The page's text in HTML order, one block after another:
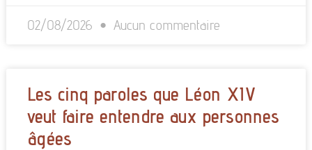
02/08/2026 Aucun commentaire
Les cinq paroles que Léon XIV
veut faire entendre aux personnes
âgées